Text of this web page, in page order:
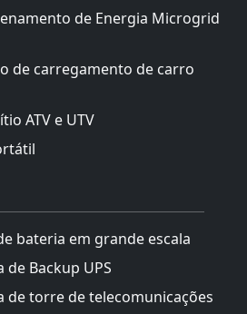
de Energia Microgrid
de carregamento de carro
ATV e UTV
bateria em grande escala
de Backup UPS
de torre de telecomunicações